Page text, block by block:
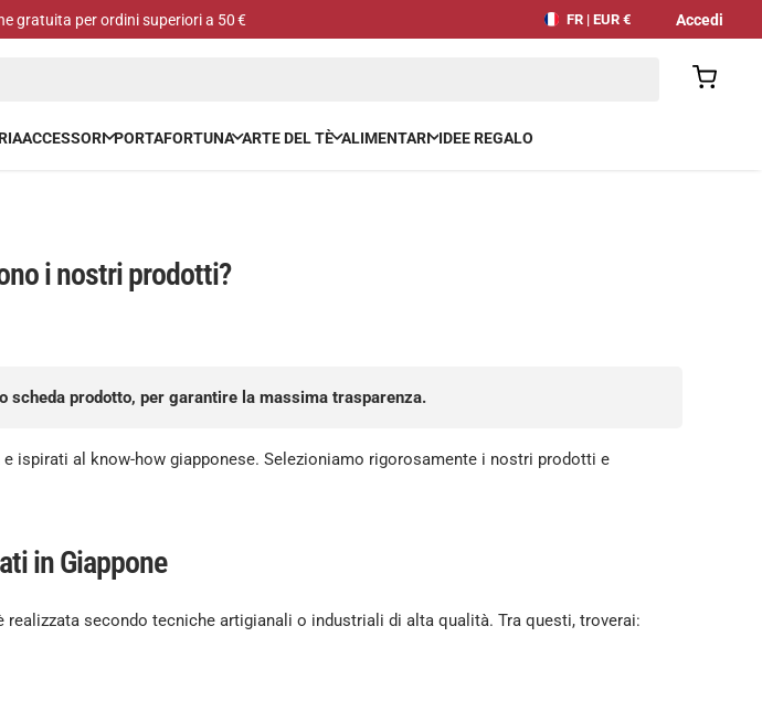
gratuita per ordini superiori a 50 € Accedi
FR | EUR €
ACCESSORI PORTAFORTUNA ARTE DEL TÈ ALIMENTARI IDEE REGALO
i nostri prodotti?
scheda prodotto, per garantire la massima trasparenza.
ispirati al know-how giapponese. Selezioniamo rigorosamente i nostri prodotti e
in Giappone
secondo tecniche artigianali o industriali di alta qualità. Tra questi, troverai: